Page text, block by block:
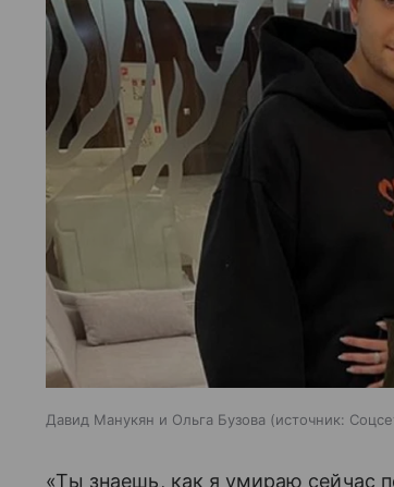
Давид Манукян и Ольга Бузова источник:
«Ты знаешь, как я умираю сейчас